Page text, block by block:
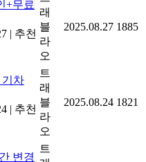
+무료
| 추천
래
블
라
오
2025.08.27 1885
기차
| 추천
트
래
블
라
오
2025.08.24 1821
변경
트